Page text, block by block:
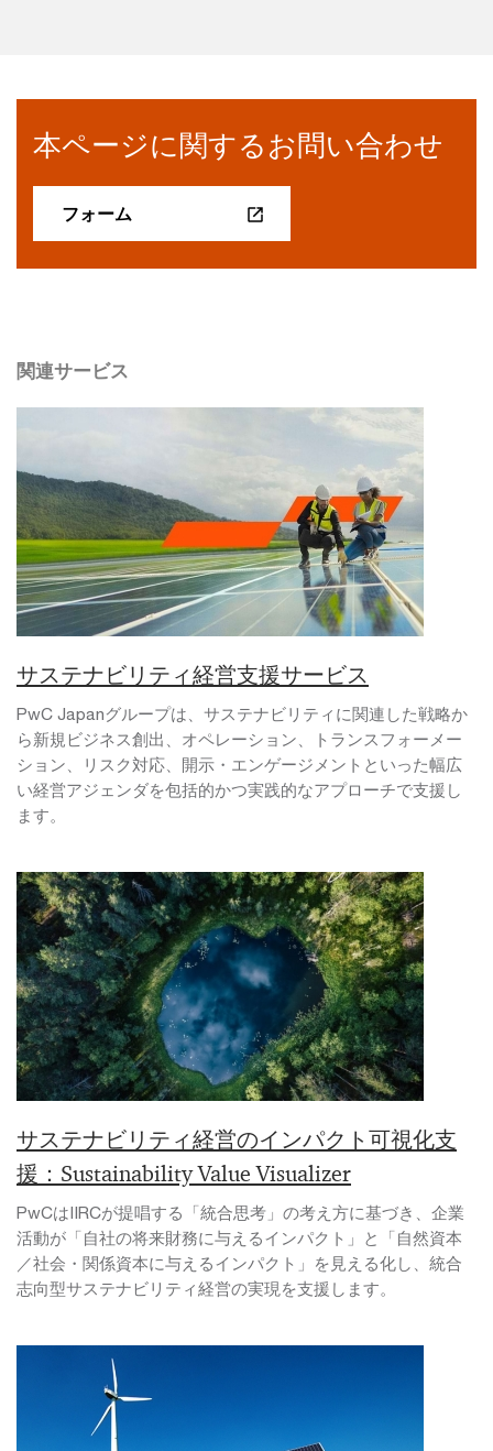
本ページに関するお問い合わせ
フォーム
関連サービス
サステナビリティ経営支援サービス
PwC Japanグループは、サステナビリティに関連した戦略か
ら新規ビジネス創出、オペレーション、トランスフォーメー
ション、リスク対応、開示・エンゲージメントといった幅広
い経営アジェンダを包括的かつ実践的なアプローチで支援し
ます。
サステナビリティ経営のインパクト可視化支
援：Sustainability Value Visualizer
PwCはIIRCが提唱する「統合思考」の考え方に基づき、企業
活動が「自社の将来財務に与えるインパクト」と「自然資本
／社会・関係資本に与えるインパクト」を見える化し、統合
志向型サステナビリティ経営の実現を支援します。